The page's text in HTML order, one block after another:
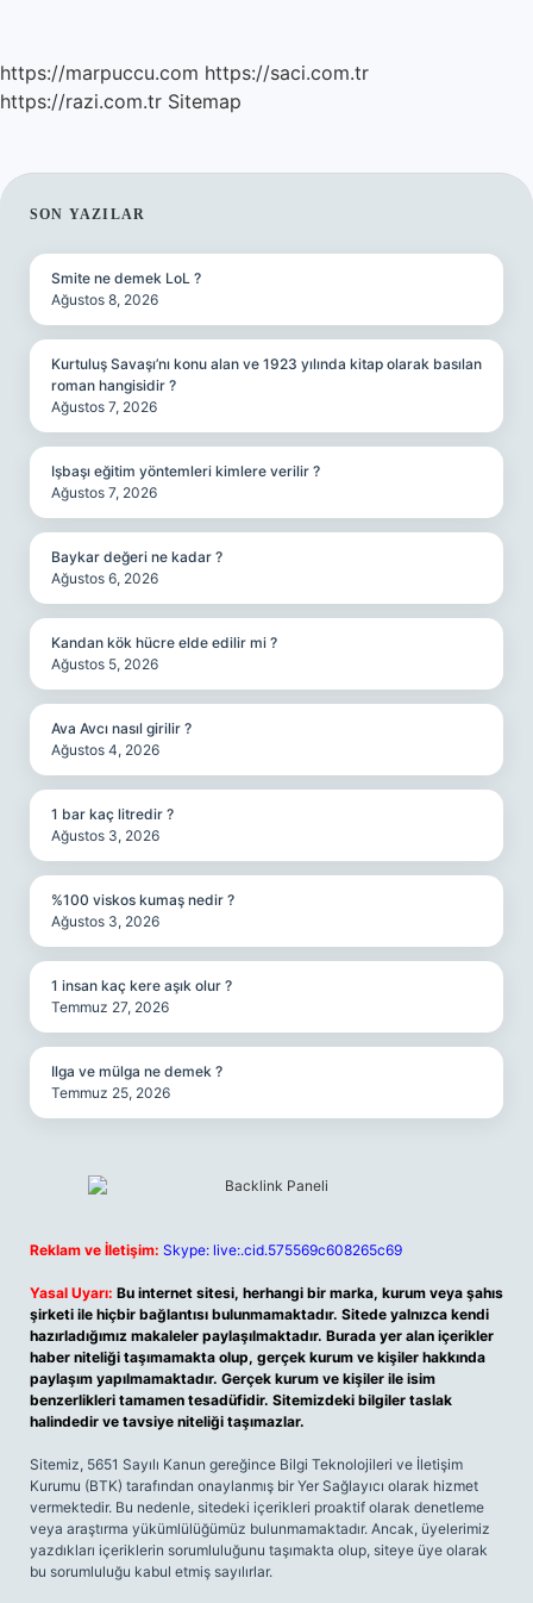
https://marpuccu.com https://saci.com.tr
https://razi.com.tr Sitemap
SIDEBAR
SON YAZILAR
Smite ne demek LoL ?
Ağustos 8, 2026
Kurtuluş Savaşı’nı konu alan ve 1923 yılında kitap olarak basılan
roman hangisidir ?
Ağustos 7, 2026
Işbaşı eğitim yöntemleri kimlere verilir ?
Ağustos 7, 2026
Baykar değeri ne kadar ?
Ağustos 6, 2026
Kandan kök hücre elde edilir mi ?
Ağustos 5, 2026
Ava Avcı nasıl girilir ?
Ağustos 4, 2026
1 bar kaç litredir ?
Ağustos 3, 2026
%100 viskos kumaş nedir ?
Ağustos 3, 2026
1 insan kaç kere aşık olur ?
Temmuz 27, 2026
Ilga ve mülga ne demek ?
Temmuz 25, 2026
Reklam ve İletişim: Skype: live:.cid.575569c608265c69
Yasal Uyarı: Bu internet sitesi, herhangi bir marka, kurum veya şahıs
şirketi ile hiçbir bağlantısı bulunmamaktadır. Sitede yalnızca kendi
hazırladığımız makaleler paylaşılmaktadır. Burada yer alan içerikler
haber niteliği taşımamakta olup, gerçek kurum ve kişiler hakkında
paylaşım yapılmamaktadır. Gerçek kurum ve kişiler ile isim
benzerlikleri tamamen tesadüfidir. Sitemizdeki bilgiler taslak
halindedir ve tavsiye niteliği taşımazlar.
Sitemiz, 5651 Sayılı Kanun gereğince Bilgi Teknolojileri ve İletişim
Kurumu (BTK) tarafından onaylanmış bir Yer Sağlayıcı olarak hizmet
vermektedir. Bu nedenle, sitedeki içerikleri proaktif olarak denetleme
veya araştırma yükümlülüğümüz bulunmamaktadır. Ancak, üyelerimiz
yazdıkları içeriklerin sorumluluğunu taşımakta olup, siteye üye olarak
bu sorumluluğu kabul etmiş sayılırlar.